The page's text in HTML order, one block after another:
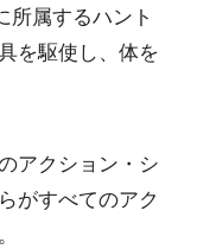
所属するハント
を駆使し、体を
アクション・シ
がすべてのアク